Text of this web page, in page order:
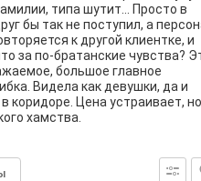
типа шутит... Просто в
бы так не поступил, а
к другой клиентке, и
за по-братанские чувства?
большое главное
Видела как девушки, да и
коридоре. Цена устраивает, но
хамства.